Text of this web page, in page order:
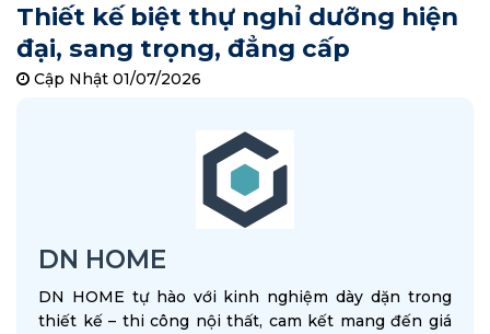
Thiết kế biệt thự nghỉ dưỡng hiện
đại, sang trọng, đẳng cấp
Cập Nhật 01/07/2026
DN HOME
DN HOME tự hào với kinh nghiệm dày dặn trong
thiết kế – thi công nội thất, cam kết mang đến giá